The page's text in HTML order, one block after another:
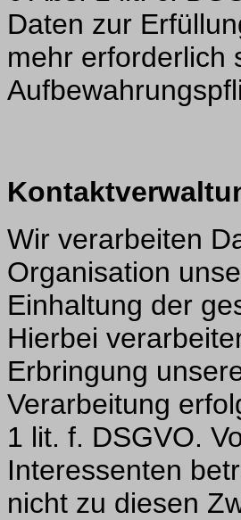
Daten zur
mehr erforderlich
Wir verarbeiten
Organisation
Einhaltung der
Hierbei
Erbringung
Verarbeitung
1 lit. f. DSGVO.
Interessenten
nicht zu diesen